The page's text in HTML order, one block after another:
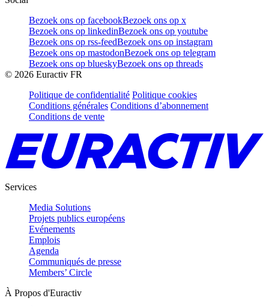
Bezoek ons op facebookBezoek ons op x
Bezoek ons op linkedinBezoek ons op youtube
Bezoek ons op rss-feedBezoek ons op instagram
Bezoek ons op mastodonBezoek ons op telegram
Bezoek ons op blueskyBezoek ons op threads
© 2026 Euractiv FR
Politique de confidentialité Politique cookies
Conditions générales Conditions d’abonnement
Conditions de vente
Services
Media Solutions
Projets publics européens
Evénements
Emplois
Agenda
Communiqués de presse
Members’ Circle
À Propos d'Euractiv